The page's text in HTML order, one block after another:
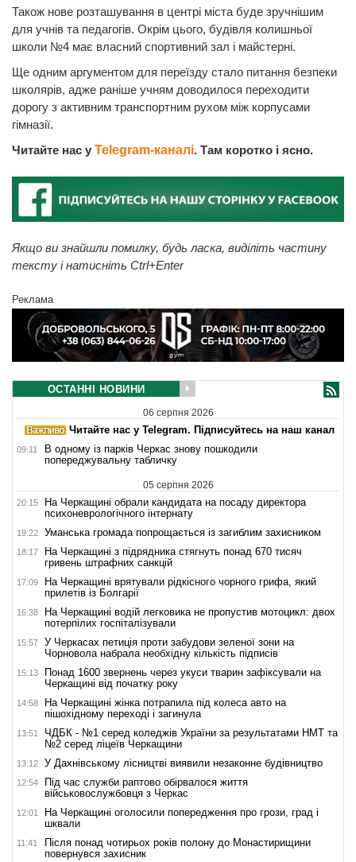
Також нове розташування в центрі міста буде зручнішим
для учнів та педагогів. Окрім цього, будівля колишньої
школи №4 має власний спортивний зал і майстерні.
Ще одним аргументом для переїзду стало питання безпеки
школярів, адже раніше учням доводилося переходити
дорогу з активним транспортним рухом між корпусами
гімназії.
Читайте нас у Telegram-каналі. Там коротко і ясно.
Якщо ви знайшли помилку, будь ласка, виділіть частину
тексту і натисніть Ctrl+Enter
Реклама
ОСТАННІ НОВИНИ
06 серпня 2026
Читайте нас у Telegram. Підписуйтесь на наш канал
09:11
В одному із парків Черкас знову пошкодили
попереджувальну табличку
05 серпня 2026
20:15
На Черкащині обрали кандидата на посаду директора
психоневрологічного інтернату
19:22 Уманська громада попрощається із загиблим захисником
18:17
На Черкащині з підрядника стягнуть понад 670 тисяч
гривень штрафних санкцій
17:09
На Черкащині врятували рідкісного чорного грифа, який
прилетів із Болгарії
16:38
На Черкащині водій легковика не пропустив мотоцикл: двох
потерпілих госпіталізували
15:57
У Черкасах петиція проти забудови зеленої зони на
Чорновола набрала необхідну кількість підписів
15:13
Понад 1600 звернень через укуси тварин зафіксували на
Черкащині від початку року
14:58
На Черкащині жінка потрапила під колеса авто на
пішохідному переході і загинула
13:51
ЧДБК - №1 серед коледжів України за результатами НМТ та
№2 серед ліцеїв Черкащини
13:12 У Дахнівському лісництві виявили незаконне будівництво
12:54
Під час служби раптово обірвалося життя
військовослужбовця з Черкас
12:01
На Черкащині оголосили попередження про грози, град і
шквали
11:41
Після понад чотирьох років полону до Монастирищини
повернувся захисник